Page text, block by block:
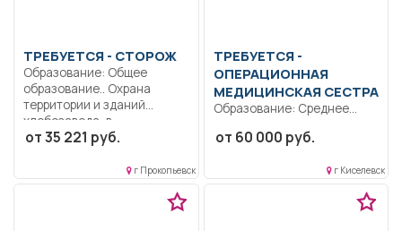
ТРЕБУЕТСЯ - СТОРОЖ
Образование: Общее
образование.. Охрана
территории и зданий
хлебозавода, в...
от 35 221 руб.
г Прокопьевск
ТРЕБУЕТСЯ -
ОПЕРАЦИОННАЯ
МЕДИЦИНСКАЯ СЕСТРА
Образование: Среднее
образование..
медицинская сестра
обязана обеспечить...
от 60 000 руб.
г Киселевск